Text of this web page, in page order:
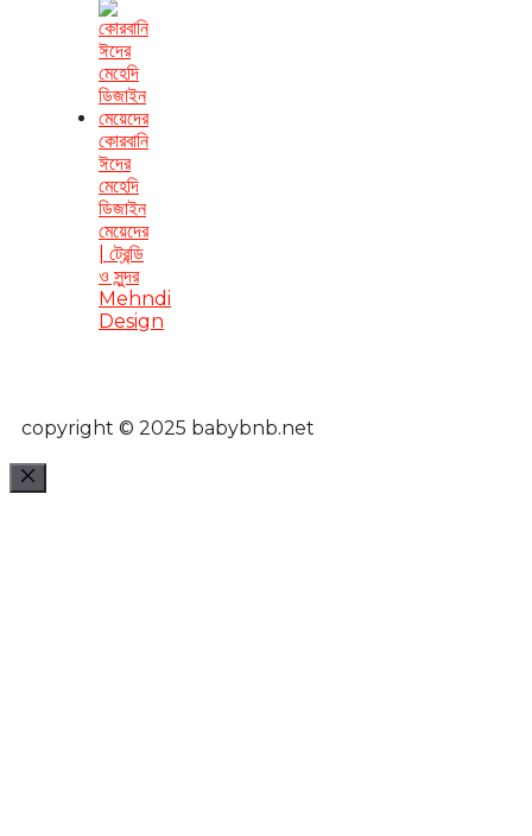
কোরবানি
ঈদের
মেহেদি
ডিজাইন
মেয়েদের
| ট্রেন্ডি
ও সুন্দর
Mehndi
Design
copyright © 2025 babybnb.net
Close